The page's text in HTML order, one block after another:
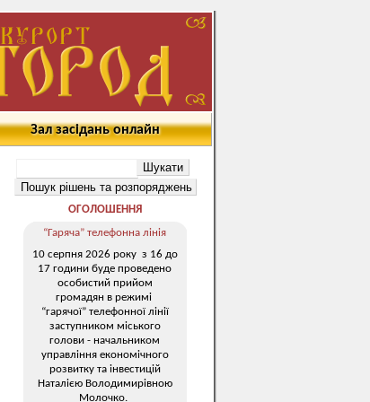
Зал засідань онлайн
ОГОЛОШЕННЯ
“Гаряча” телефонна лінія
10 серпня 2026 року з 16 до
17 години буде проведено
особистий прийом
громадян в режимі
“гарячої” телефонної лінії
заступником міського
голови - начальником
управління економічного
розвитку та інвестицій
Наталією Володимирівною
Молочко.